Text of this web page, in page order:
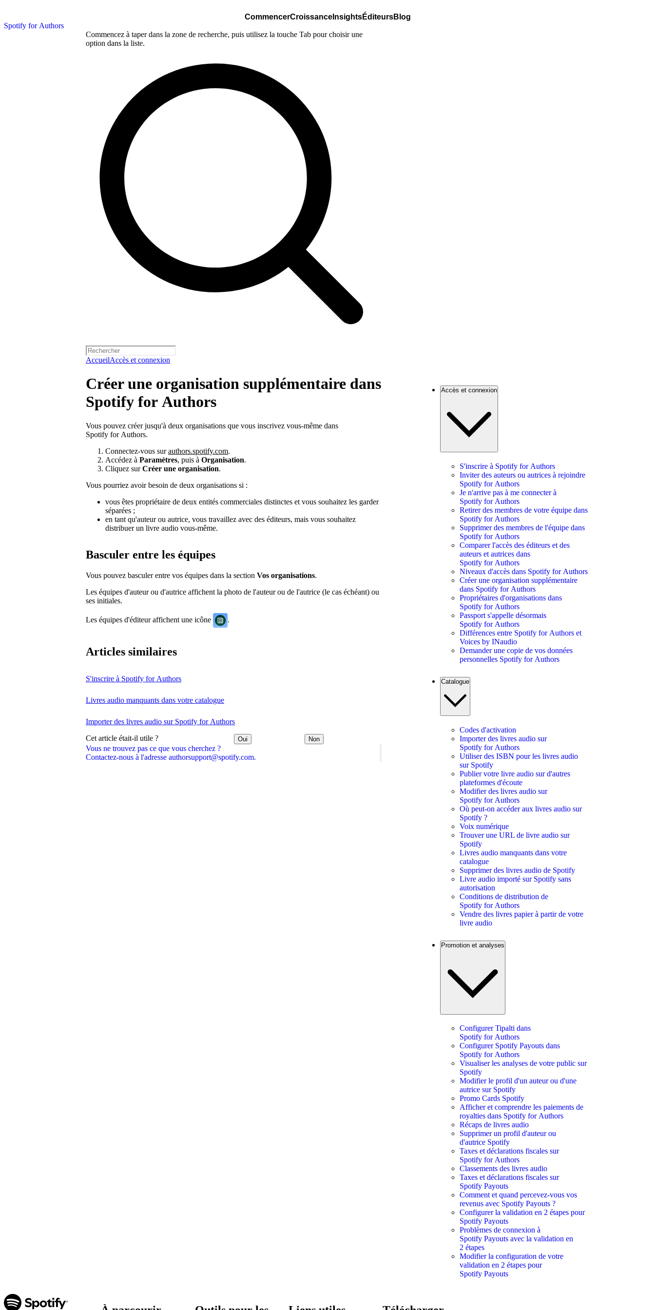
Spotify for Authors
CommencerCroissanceInsightsÉditeursBlog
Commencez à taper dans la zone de recherche, puis utilisez la touche Tab pour choisir une
option dans la liste.
AccueilAccès et connexion
Vous ne trouvez pas ce que vous cherchez ?
Contactez-nous à l'adresse authorsupport@spotify.com.
Créer une organisation supplémentaire dans
Spotify for Authors
Vous pouvez créer jusqu'à deux organisations que vous inscrivez vous-même dans
Spotify for Authors.
Connectez-vous surauthors.spotify.com.
Accédez à Paramètres, puis à Organisation.
Cliquez surCréer une organisation.
Vous pourriez avoir besoin de deux organisations si :
vous êtes propriétaire de deux entités commerciales distinctes et vous souhaitez les garder
séparées ;
en tant qu'auteur ou autrice, vous travaillez avec des éditeurs, mais vous souhaitez
distribuer un livre audio vous-même.
Basculer entre les équipes
Vous pouvez basculer entre vos équipes dans la section Vos organisations.
Les équipes d'auteur ou d'autrice affichent la photo de l'auteur ou de l'autrice (le cas échéant) ou
ses initiales.
Les équipes d'éditeur affichent une icône
Articles similaires
S'inscrire à Spotify for Authors
Livres audio manquants dans votre catalogue
Importer des livres audio sur Spotify for Authors
Cet article était-il utile ? Oui Non
Accès et connexion
S'inscrire à Spotify for Authors
Inviter des auteurs ou autrices à rejoindre
Spotify for Authors
Je n'arrive pas à me connecter à
Spotify for Authors
Retirer des membres de votre équipe dans
Spotify for Authors
Supprimer des membres de l'équipe dans
Spotify for Authors
Comparer l'accès des éditeurs et des
auteurs et autrices dans
Spotify for Authors
Niveaux d'accès dans Spotify for Authors
Créer une organisation supplémentaire
dans Spotify for Authors
Propriétaires d'organisations dans
Spotify for Authors
Passport s'appelle désormais
Spotify for Authors
Différences entre Spotify for Authors et
Voices by INaudio
Demander une copie de vos données
personnelles Spotify for Authors
Catalogue
Codes d'activation
Importer des livres audio sur
Spotify for Authors
Utiliser des ISBN pour les livres audio
sur Spotify
Publier votre livre audio sur d'autres
plateformes d'écoute
Modifier des livres audio sur
Spotify for Authors
Où peut-on accéder aux livres audio sur
Spotify ?
Voix numérique
Trouver une URL de livre audio sur
Spotify
Livres audio manquants dans votre
catalogue
Supprimer des livres audio de Spotify
Livre audio importé sur Spotify sans
autorisation
Conditions de distribution de
Spotify for Authors
Vendre des livres papier à partir de votre
livre audio
Promotion et analyses
Configurer Tipalti dans
Spotify for Authors
Configurer Spotify Payouts dans
Spotify for Authors
Visualiser les analyses de votre public sur
Spotify
Modifier le profil d'un auteur ou d'une
autrice sur Spotify
Promo Cards Spotify
Afficher et comprendre les paiements de
royalties dans Spotify for Authors
Récaps de livres audio
Supprimer un profil d'auteur ou
d'autrice Spotify
Taxes et déclarations fiscales sur
Spotify for Authors
Classements des livres audio
Taxes et déclarations fiscales sur
Spotify Payouts
Comment et quand percevez-vous vos
revenus avec Spotify Payouts ?
Configurer la validation en 2 étapes pour
Spotify Payouts
Problèmes de connexion à
Spotify Payouts avec la validation en
2 étapes
Modifier la configuration de votre
validation en 2 étapes pour
Spotify Payouts